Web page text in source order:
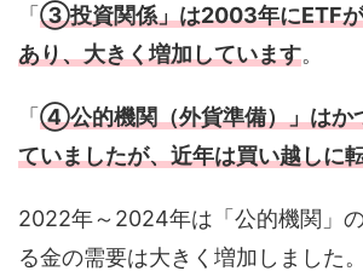
「③投資関係」は2003年にETF
あり、大きく増加しています。
「④公的機関（外貨準備）」はか
ていましたが、近年は買い越しに
2022年～2024年は「公的機関」
る金の需要は大きく増加しました。